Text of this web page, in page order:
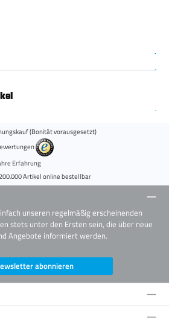
(Bonität vorausgesetzt)
Erfahrung
Artikel online bestellbar
unseren regelmäßig erscheinenden
stets unter den Ersten sein, die über neue
Angebote informiert werden.
abonnieren